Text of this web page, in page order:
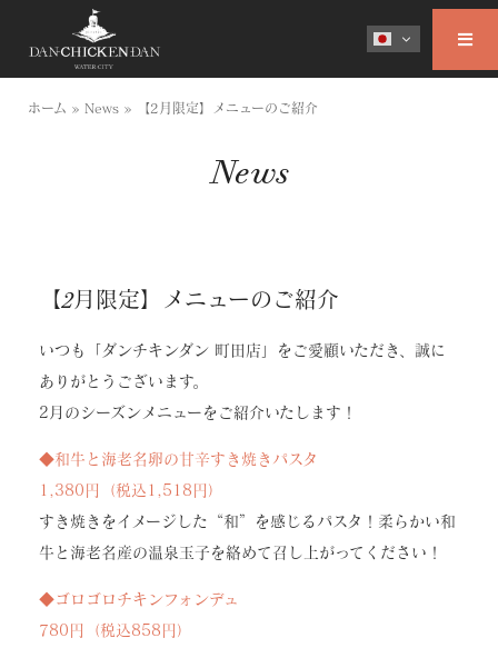
ホーム » News » 【2月限定】メニューのご紹介
News
【2月限定】メニューのご紹介
いつも「ダンチキンダン 町田店」をご愛顧いただき、誠に
ありがとうございます。
2月のシーズンメニューをご紹介いたします！
◆和牛と海老名卵の甘辛すき焼きパスタ
1,380円（税込1,518円）
すき焼きをイメージした“和”を感じるパスタ！柔らかい和
牛と海老名産の温泉玉子を絡めて召し上がってください！
◆ゴロゴロチキンフォンデュ
780円（税込858円）